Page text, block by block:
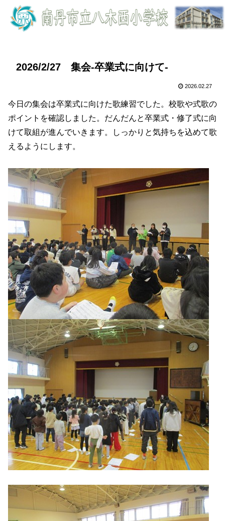
2026/2/27 集会-卒業式に向けて-
2026.02.27
今日の集会は卒業式に向けた歌練習でした。校歌や式歌の
ポイントを確認しました。だんだんと卒業式・修了式に向
けて取組が進んでいきます。しっかりと気持ちを込めて歌
えるようにします。